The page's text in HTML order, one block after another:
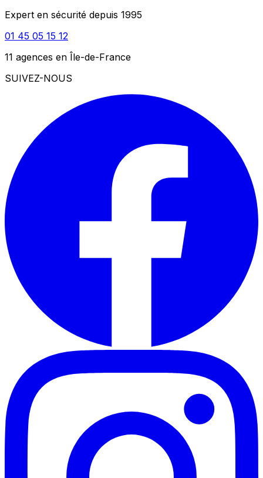
Expert en sécurité depuis 1995
01 45 05 15 12
11 agences en Île-de-France
SUIVEZ-NOUS